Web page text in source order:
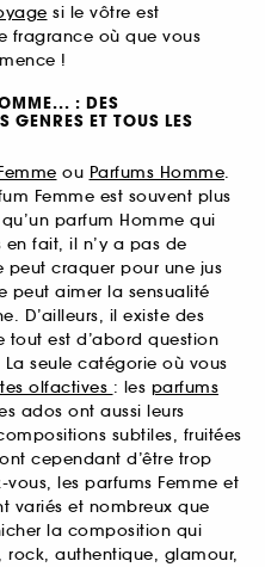
si le vôtre est
fragrance où que vous
!
: DES
GENRES ET TOUS LES
ou Parfums Homme.
Femme est souvent plus
parfum Homme qui
fait, il n’y a pas de
peut craquer pour une jus
peut aimer la sensualité
D’ailleurs, il existe des
tout est d’abord question
seule catégorie où vous
olfactives : les parfums
ados ont aussi leurs
subtiles, fruitées
cependant d’être trop
vous, les parfums Femme et
variés et nombreux que
la composition qui
rock, authentique, glamour,